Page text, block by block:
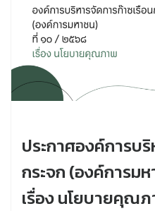
ประกาศองค์การบ
กระจก (องค์การม
เรื่อง นโยบายคุณ